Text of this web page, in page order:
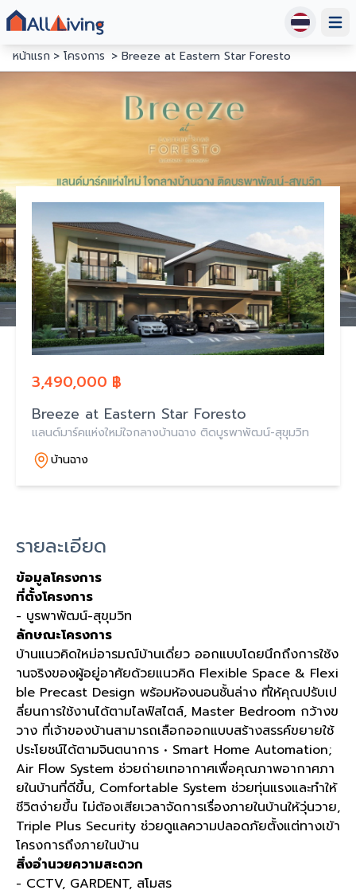
หน้าแรก
โครงการ Breeze at Eastern Star Foresto
3,490,000 ฿
Breeze at Eastern Star Foresto
แลนด์มาร์คแห่งใหม่ใจกลางบ้านฉาง ติดบูรพาพัฒน์-สุขุมวิท
บ้านฉาง
รายละเอียด
ข้อมูลโครงการ
ที่ตั้งโครงการ
- บูรพาพัฒน์-สุขุมวิท
ลักษณะโครงการ
บ้านแนวคิดใหม่อารมณ์บ้านเดี่ยว ออกแบบโดยนึกถึงการใช้ง
านจริงของผู้อยู่อาศัยด้วยแนวคิด Flexible Space & Flexi
ble Precast Design พร้อมห้องนอนชั้นล่าง ที่ให้คุณปรับเป
ลี่ยนการใช้งานได้ตามไลฟ์สไตล์, Master Bedroom กว้างข
วาง ที่เจ้าของบ้านสามารถเลือกออกแบบสร้างสรรค์ขยายใช้
ประโยชน์ได้ตามจินตนาการ • Smart Home Automation;
Air Flow System ช่วยถ่ายเทอากาศเพื่อคุณภาพอากาศภา
ยในบ้านที่ดีขึ้น, Comfortable System ช่วยทุ่นแรงและทำให้
ชีวิตง่ายขึ้น ไม่ต้องเสียเวลาจัดการเรื่องภายในบ้านให้วุ่นวาย,
Triple Plus Security ช่วยดูแลความปลอดภัยตั้งแต่ทางเข้า
โครงการถึงภายในบ้าน
สิ่งอำนวยความสะดวก
- CCTV, GARDENT, สโมสร